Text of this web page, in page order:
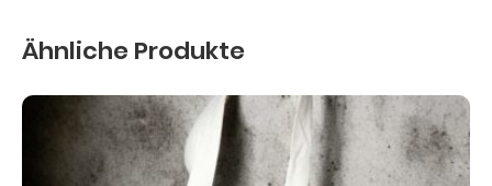
Ähnliche Produkte